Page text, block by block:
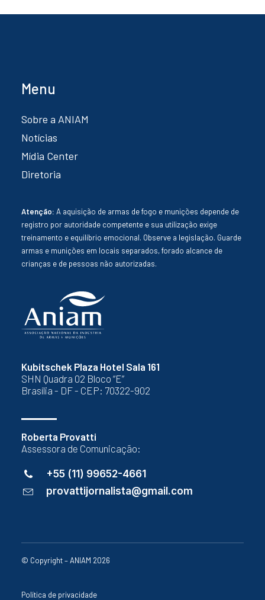
Kubitschek Plaza Hotel Sala 161
SHN Quadra 02 Bloco “E”
Brasília - DF - CEP: 70322-902
Roberta Provatti
Assessora de Comunicação:
+55 (11) 99652-4661
provattijornalista@gmail.com
Menu
Sobre a ANIAM
Notícias
Mídia Center
Diretoria
Atenção: A aquisição de armas de fogo e munições depende de
registro por autoridade competente e sua utilização exige
treinamento e equilíbrio emocional. Observe a legislação. Guarde
armas e munições em locais separados, forado alcance de
crianças e de pessoas não autorizadas.
© Copyright – ANIAM 2026
Política de privacidade